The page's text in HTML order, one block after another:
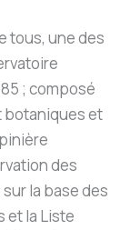
tous, une des
; composé
botaniques et
des
la base des
et la Liste